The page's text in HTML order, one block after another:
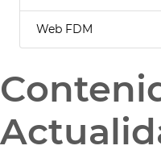
Web FDM